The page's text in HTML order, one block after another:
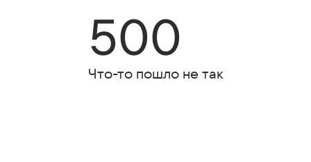
500
Что-то пошло не так